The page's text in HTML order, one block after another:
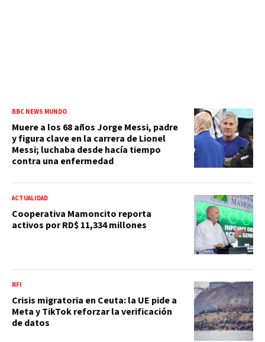
BBC NEWS MUNDO
Muere a los 68 años Jorge Messi, padre
y figura clave en la carrera de Lionel
Messi; luchaba desde hacía tiempo
contra una enfermedad
ACTUALIDAD
Cooperativa Mamoncito reporta
activos por RD$ 11,334 millones
RFI
Crisis migratoria en Ceuta: la UE pide a
Meta y TikTok reforzar la verificación
de datos